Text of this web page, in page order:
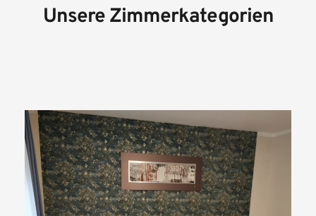
Unsere Zimmerkategorien